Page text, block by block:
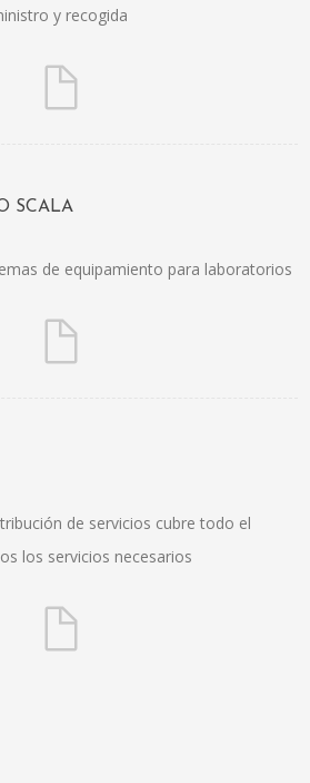
y recogida
SCALA
de equipamiento para laboratorios
de servicios cubre todo el
los servicios necesarios